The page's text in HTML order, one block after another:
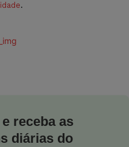
.
receba as
diárias do